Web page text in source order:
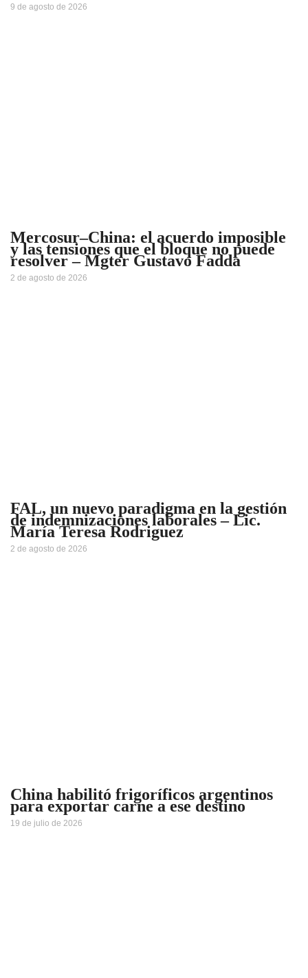
9 de agosto de 2026
Mercosur–China: el acuerdo imposible
y las tensiones que el bloque no puede
resolver – Mgter Gustavo Fadda
2 de agosto de 2026
FAL, un nuevo paradigma en la gestión
de indemnizaciones laborales – Lic.
María Teresa Rodriguez
2 de agosto de 2026
China habilitó frigoríficos argentinos
para exportar carne a ese destino
19 de julio de 2026